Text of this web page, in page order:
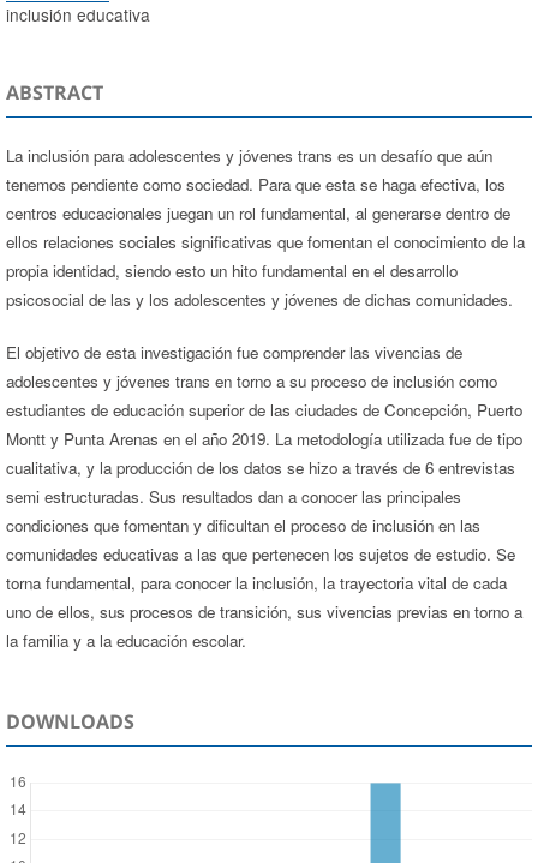
inclusión educativa
ABSTRACT
La inclusión para adolescentes y jóvenes trans es un desafío que aún
tenemos pendiente como sociedad. Para que esta se haga efectiva, los
centros educacionales juegan un rol fundamental, al generarse dentro de
ellos relaciones sociales significativas que fomentan el conocimiento de la
propia identidad, siendo esto un hito fundamental en el desarrollo
psicosocial de las y los adolescentes y jóvenes de dichas comunidades.
El objetivo de esta investigación fue comprender las vivencias de
adolescentes y jóvenes trans en torno a su proceso de inclusión como
estudiantes de educación superior de las ciudades de Concepción, Puerto
Montt y Punta Arenas en el año 2019. La metodología utilizada fue de tipo
cualitativa, y la producción de los datos se hizo a través de 6 entrevistas
semi estructuradas. Sus resultados dan a conocer las principales
condiciones que fomentan y dificultan el proceso de inclusión en las
comunidades educativas a las que pertenecen los sujetos de estudio. Se
torna fundamental, para conocer la inclusión, la trayectoria vital de cada
uno de ellos, sus procesos de transición, sus vivencias previas en torno a
la familia y a la educación escolar.
DOWNLOADS